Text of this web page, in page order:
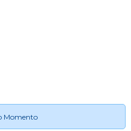
Momento